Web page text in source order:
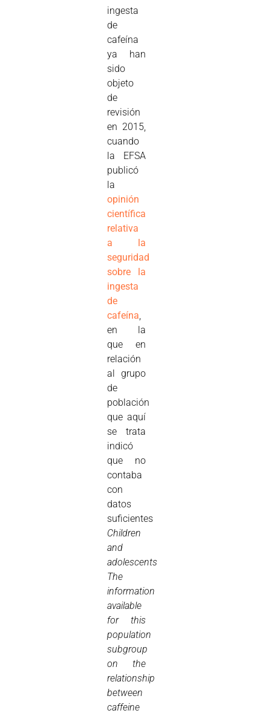
ingesta
de
cafeína
ya han
sido
objeto
de
revisión
en 2015,
cuando
la EFSA
publicó
la
opinión
científica
relativa
a la
seguridad
sobre la
ingesta
de
cafeína,
en la
que en
relación
al grupo
de
población
que aquí
se trata
indicó
que no
contaba
con
datos
suficientes
Children
and
adolescents
The
information
available
for this
population
subgroup
on the
relationship
between
caffeine